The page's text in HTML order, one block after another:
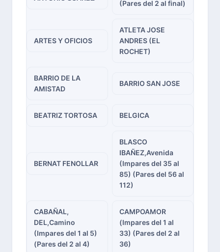
(Pares del 2 al final)
ARTES Y OFICIOS
ATLETA JOSE
ANDRES (EL
ROCHET)
BARRIO DE LA
AMISTAD
BARRIO SAN JOSE
BEATRIZ TORTOSA BELGICA
BERNAT FENOLLAR
BLASCO
IBAÑEZ,Avenida
(Impares del 35 al
85) (Pares del 56 al
112)
CABAÑAL,
DEL,Camino
(Impares del 1 al 5)
(Pares del 2 al 4)
CAMPOAMOR
(Impares del 1 al
33) (Pares del 2 al
36)